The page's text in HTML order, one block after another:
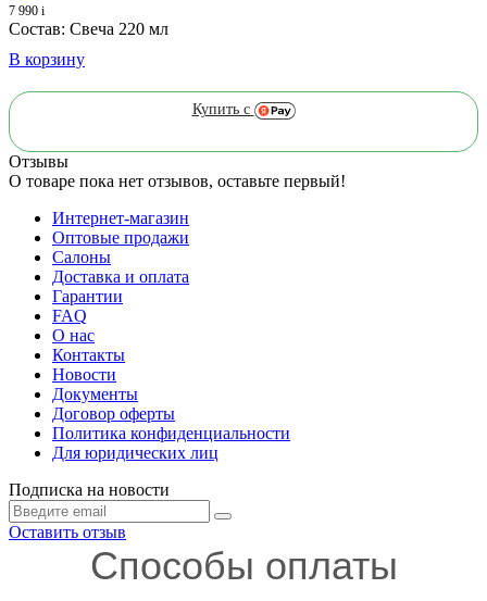
7 990 i
Состав: Свеча 220 мл
В корзину
Купить с
Отзывы
О товаре пока нет отзывов, оставьте первый!
Интернет-магазин
Оптовые продажи
Салоны
Доставка и оплата
Гарантии
FAQ
О нас
Контакты
Новости
Документы
Договор оферты
Политика конфиденциальности
Для юридических лиц
Подписка на новости
Оставить отзыв
Способы оплаты